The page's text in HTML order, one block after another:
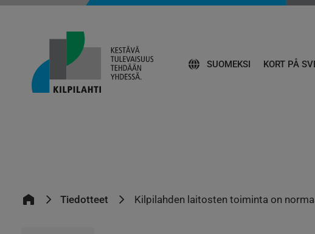
SUOMEKSI KORT PÅ
Tiedotteet Kilpilahden laitosten toiminta on